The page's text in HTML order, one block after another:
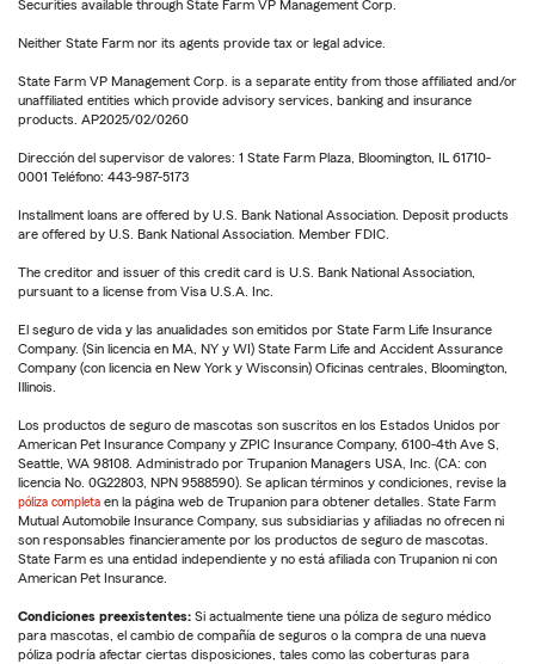
Securities available through State Farm VP Management Corp.
Neither State Farm nor its agents provide tax or legal advice.
State Farm VP Management Corp. is a separate entity from those affiliated and/or
unaffiliated entities which provide advisory services, banking and insurance
products. AP2025/02/0260
Dirección del supervisor de valores: 1 State Farm Plaza, Bloomington, IL 61710-
0001 Teléfono: 443-987-5173
Installment loans are offered by U.S. Bank National Association. Deposit products
are offered by U.S. Bank National Association. Member FDIC.
The creditor and issuer of this credit card is U.S. Bank National Association,
pursuant to a license from Visa U.S.A. Inc.
El seguro de vida y las anualidades son emitidos por State Farm Life Insurance
Company. (Sin licencia en MA, NY y WI) State Farm Life and Accident Assurance
Company (con licencia en New York y Wisconsin) Oficinas centrales, Bloomington,
Illinois.
Los productos de seguro de mascotas son suscritos en los Estados Unidos por
American Pet Insurance Company y ZPIC Insurance Company, 6100-4th Ave S,
Seattle, WA 98108. Administrado por Trupanion Managers USA, Inc. (CA: con
licencia No. 0G22803, NPN 9588590). Se aplican términos y condiciones, revise la
póliza completa en la página web de Trupanion para obtener detalles. State Farm
Mutual Automobile Insurance Company, sus subsidiarias y afiliadas no ofrecen ni
son responsables financieramente por los productos de seguro de mascotas.
State Farm es una entidad independiente y no está afiliada con Trupanion ni con
American Pet Insurance.
Condiciones preexistentes: Si actualmente tiene una póliza de seguro médico
para mascotas, el cambio de compañía de seguros o la compra de una nueva
póliza podría afectar ciertas disposiciones, tales como las coberturas para